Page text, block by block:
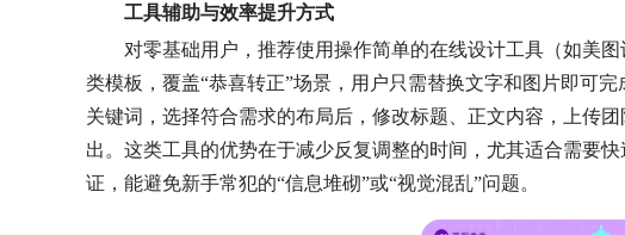
工具辅助与效率提升方式
对零基础用户，推荐使用操作简单的在线设计工具（如美
类模板，覆盖“恭喜转正”场景，用户只需替换文字和图片即可
关键词，选择符合需求的布局后，修改标题、正文内容，上传
出。这类工具的优势在于减少反复调整的时间，尤其适合需要
证，能避免新手常犯的“信息堆砌”或“视觉混乱”问题。